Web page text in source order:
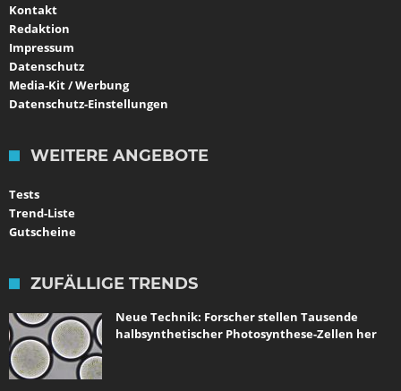
Kontakt
Redaktion
Impressum
Datenschutz
Media-Kit / Werbung
Datenschutz-Einstellungen
WEITERE ANGEBOTE
Tests
Trend-Liste
Gutscheine
ZUFÄLLIGE TRENDS
Neue Technik: Forscher stellen Tausende
halbsynthetischer Photosynthese-Zellen her